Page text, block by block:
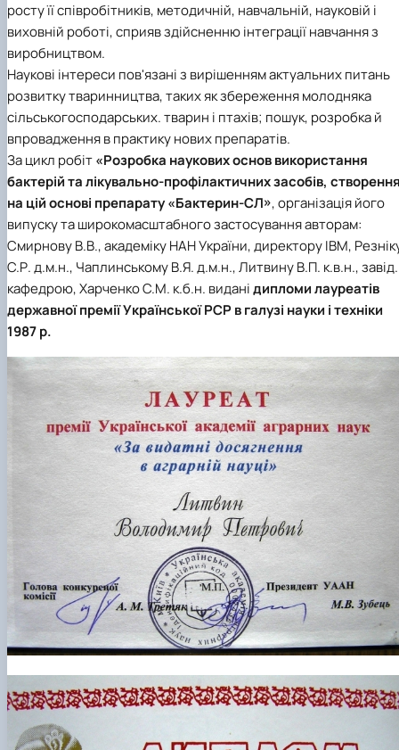
росту її співробітників, методичній, навчальній, науковій і
виховній роботі, сприяв здійсненню інтеграції навчання з
виробництвом.
Наукові інтереси пов'язані з вирішенням актуальних питань
розвитку тваринництва, таких як збереження молодняка
сільськогосподарських. тварин і птахів; пошук, розробка й
впровадження в практику нових препаратів.
За цикл робіт«Розробка наукових основ використання
бактерій та лікувально-профілактичних засобів,
на цій основі препарату «Бактерин-СЛ», організація його
випуску та широкомасштабного застосування авторам:
Смирнову В.В., академіку НАН України, директору ІВМ,
С.Р. д.м.н., Чаплинському В.Я. д.м.н., Литвину В.П. к.в.н., завід.
кафедрою, Харченко С.М. к.б.н. виданідипломи лауреатів
державної премії Української РСР в галузі науки і техніки
1987 р.